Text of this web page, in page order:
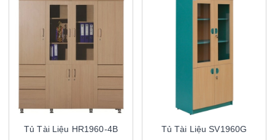
Tủ Tài Liệu HR1960-4B Tủ Tài Liệu SV1960G